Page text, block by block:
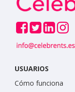
USUARIOS
Cómo funciona